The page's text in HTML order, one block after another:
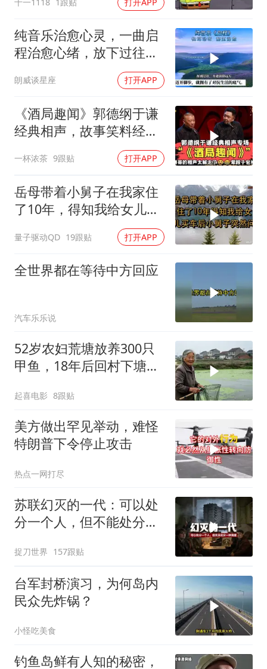
总书记点赞的非遗苗绣焕发新生机
纯音乐治愈心灵，一曲启
程治愈心绪，放下过往包
朗威谈星座 打开APP
《酒局趣闻》郭德纲于谦
经典相声，故事笑料经典
一杯浓茶 9跟贴 打开APP
岳母带着小舅子在我家住
了10年，得知我给女儿买
量子驱动QD 19跟贴 打开APP
全世界都在等待中方回应
汽车乐乐说
52岁农妇荒塘放养300只
甲鱼，18年后回村下塘瞬
起喜电影 8跟贴
美方做出罕见举动，难怪
特朗普下令停止攻击
热点一网打尽
苏联幻灭的一代：可以处
分一个人，但不能处分一
捉刀世界 157跟贴
台军封桥演习，为何岛内
民众先炸锅？
小怪吃美食
钓鱼岛鲜有人知的秘密，